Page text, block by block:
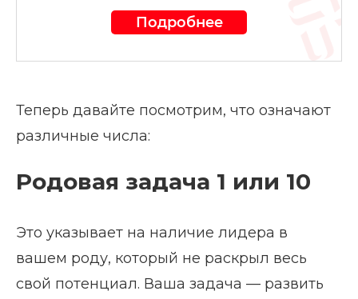
Подробнее
Теперь давайте посмотрим, что означают
различные числа:
Родовая задача 1 или 10
Это указывает на наличие лидера в
вашем роду, который не раскрыл весь
свой потенциал. Ваша задача — развить